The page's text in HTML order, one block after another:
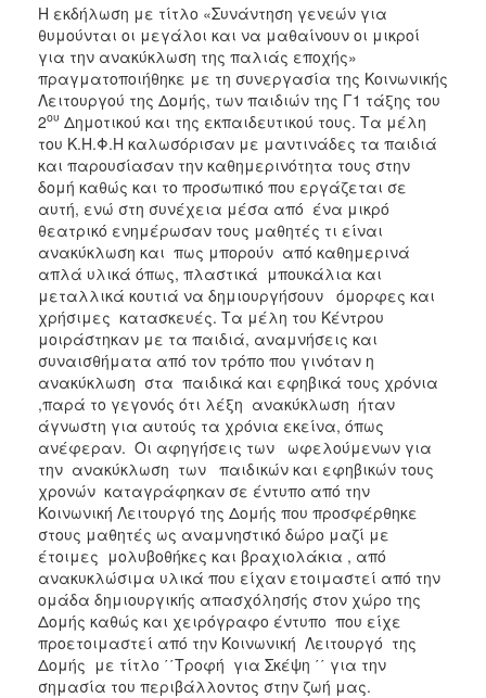
Η εκδήλωση με τίτλο «Συνάντηση γενεών για
θυμούνται οι μεγάλοι και να μαθαίνουν οι μικροί
για την ανακύκλωση της παλιάς εποχής»
πραγματοποιήθηκε με τη συνεργασία της Κοινωνικής
Λειτουργού της Δομής, των παιδιών της Γ1 τάξης του
2ου Δημοτικού και της εκπαιδευτικού τους. Τα μέλη
του Κ.Η.Φ.Η καλωσόρισαν με μαντινάδες τα παιδιά
και παρουσίασαν την καθημερινότητα τους στην
δομή καθώς και το προσωπικό που εργάζεται σε
αυτή, ενώ στη συνέχεια μέσα από ένα μικρό
θεατρικό ενημέρωσαν τους μαθητές τι είναι
ανακύκλωση και πως μπορούν από καθημερινά
απλά υλικά όπως, πλαστικά μπουκάλια και
μεταλλικά κουτιά να δημιουργήσουν όμορφες και
χρήσιμες κατασκευές. Τα μέλη του Κέντρου
μοιράστηκαν με τα παιδιά, αναμνήσεις και
συναισθήματα από τον τρόπο που γινόταν η
ανακύκλωση στα παιδικά και εφηβικά τους χρόνια
,παρά το γεγονός ότι λέξη ανακύκλωση ήταν
άγνωστη για αυτούς τα χρόνια εκείνα, όπως
ανέφεραν. Οι αφηγήσεις των ωφελούμενων για
την ανακύκλωση των παιδικών και εφηβικών τους
χρονών καταγράφηκαν σε έντυπο από την
Κοινωνική Λειτουργό της Δομής που προσφέρθηκε
στους μαθητές ως αναμνηστικό δώρο μαζί με
έτοιμες μολυβοθήκες και βραχιολάκια , από
ανακυκλώσιμα υλικά που είχαν ετοιμαστεί από την
ομάδα δημιουργικής απασχόλησής στον χώρο της
Δομής καθώς και χειρόγραφο έντυπο που είχε
προετοιμαστεί από την Κοινωνική Λειτουργό της
Δομής με τίτλο ΄΄Τροφή για Σκέψη ΄΄ για την
σημασία του περιβάλλοντος στην ζωή μας.